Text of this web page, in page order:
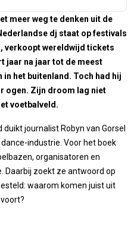
meer weg te denken uit de
dj staat op festivals
verkoopt wereldwijd tickets
jaar na jaar tot de meest
het buitenland. Toch had hij
ogen. Zijn droom lag niet
voetbalveld.
duikt journalist Robyn van Gorsel
industrie. Voor het boek
organisatoren en
Daarbij zoekt ze antwoord op
waarom komen juist uit